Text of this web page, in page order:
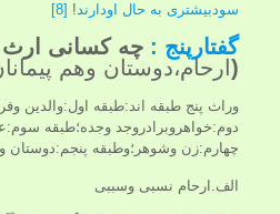
سودبیشتری به حال اودارند!
[8]
گفتارپنج : چه کسانی ارث
(ارحام،دوستان وهم
وراث پنج طبقه اند:طبقه اول:والدین
دوم:خواهروبرادروجد وجده؛طبقه
چهارم:زن وشوهر؛وطبقه پنجم:دوستان
الف.ارحام نسبی وسببی